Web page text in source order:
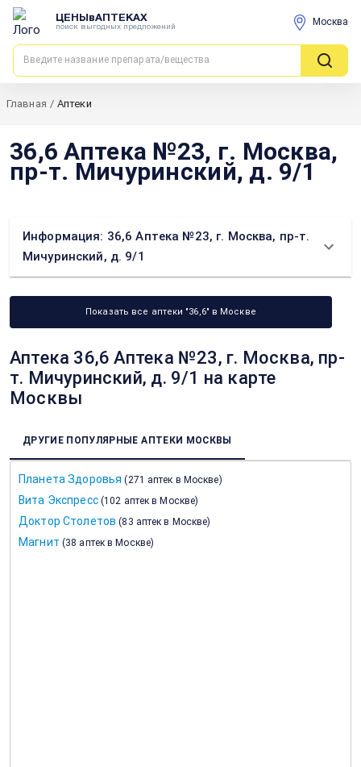
ЦЕНЫвАПТЕКАХ
поиск выгодных предложений Москва
Главная / Аптеки
36,6 Аптека №23, г. Москва,
пр-т. Мичуринский, д. 9/1
Информация: 36,6 Аптека №23, г. Москва, пр-т.
Мичуринский, д. 9/1
Показать все аптеки "36,6" в Москве
Аптека 36,6 Аптека №23, г. Москва, пр-
т. Мичуринский, д. 9/1 на карте
Москвы
ДРУГИЕ ПОПУЛЯРНЫЕ АПТЕКИ МОСКВЫ
Планета Здоровья (271 аптек в Москве)
Вита Экспресс (102 аптек в Москве)
Доктор Столетов (83 аптек в Москве)
Магнит (38 аптек в Москве)